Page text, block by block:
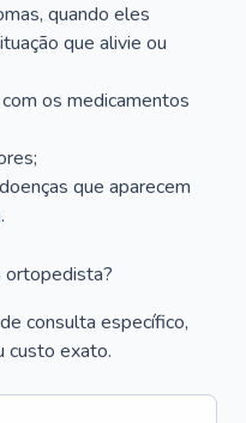
quando eles
que alivie ou
os medicamentos
que aparecem
ortopedista?
consulta específico,
custo exato.